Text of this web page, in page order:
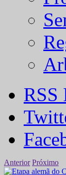
RSS
Anterior Próximo